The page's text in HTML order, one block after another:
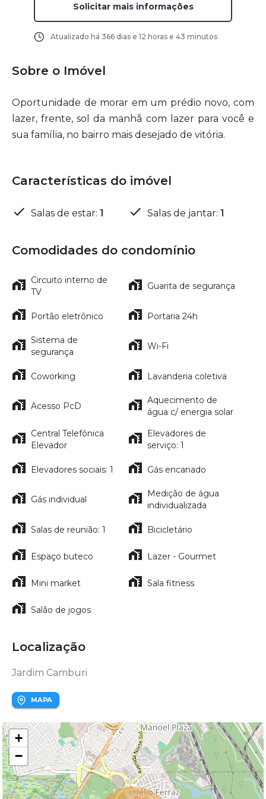
Solicitar mais informações
Atualizado há 366 dias e 12 horas e 43 minutos
Sobre o Imóvel
Oportunidade de morar em um prédio novo, com
lazer, frente, sol da manhã com lazer para você e
sua família, no bairro mais desejado de vitória.
Características do imóvel
Salas de estar: 1 Salas de jantar: 1
Comodidades do condomínio
Circuito interno de
TV
Guarita de segurança
Portão eletrônico Portaria 24h
Sistema de
segurança
Wi-Fi
Coworking Lavanderia coletiva
Acesso PcD
Aquecimento de
água c/ energia solar
Central Telefônica
Elevador
Elevadores de
serviço: 1
Elevadores sociais: 1 Gás encanado
Gás individual
Medição de água
individualizada
Salas de reunião: 1 Bicicletário
Espaço buteco Lazer - Gourmet
Mini market Sala fitness
Salão de jogos
Localização
Jardim Camburi
MAPA
+
−